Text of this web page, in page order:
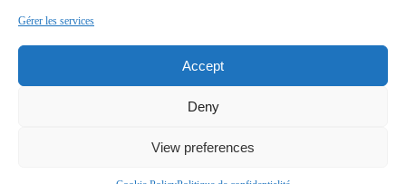
Gérer les services
Accept
Deny
View preferences
Cookie Policy (CA)